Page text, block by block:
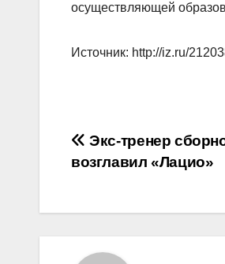
осуществляющей
Источник: http://iz.ru/
Навигация
записям
Экс‑тренер
возглавил «Лацио»